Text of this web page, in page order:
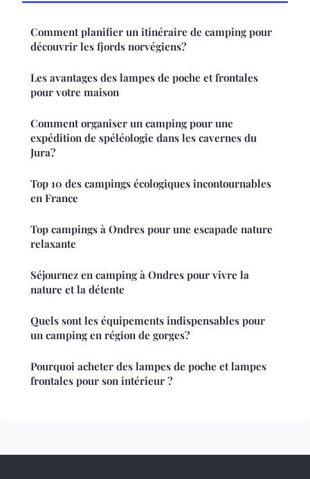
Comment planifier un itinéraire de camping pour
découvrir les fjords norvégiens?
Les avantages des lampes de poche et frontales
pour votre maison
Comment organiser un camping pour une
expédition de spéléologie dans les cavernes du
Jura?
Top 10 des campings écologiques incontournables
en France
Top campings à Ondres pour une escapade nature
relaxante
Séjournez en camping à Ondres pour vivre la
nature et la détente
Quels sont les équipements indispensables pour
un camping en région de gorges?
Pourquoi acheter des lampes de poche et lampes
frontales pour son intérieur ?